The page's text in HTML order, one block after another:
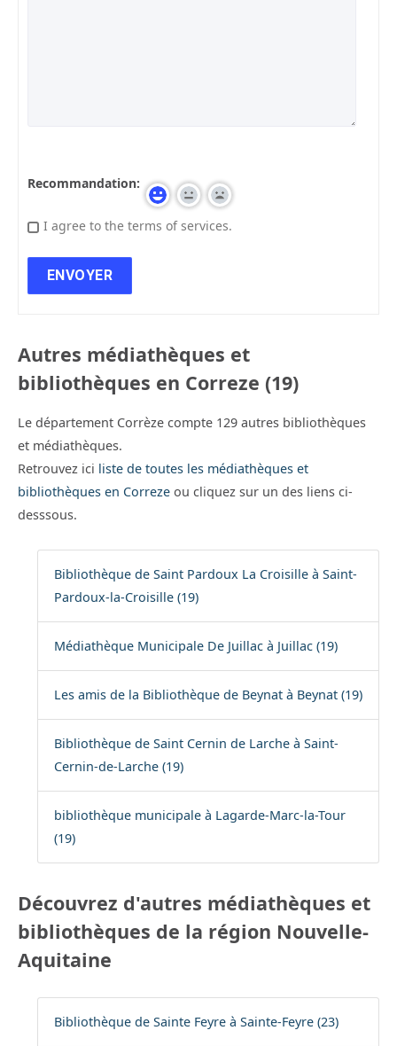
Recommandation:
I agree to the terms of services.
Autres médiathèques et
bibliothèques en Correze (19)
Le département Corrèze compte 129 autres bibliothèques
et médiathèques.
Retrouvez ici liste de toutes les médiathèques et
bibliothèques en Correze ou cliquez sur un des liens ci-
desssous.
Bibliothèque de Saint Pardoux La Croisille à Saint-
Pardoux-la-Croisille (19)
Médiathèque Municipale De Juillac à Juillac (19)
Les amis de la Bibliothèque de Beynat à Beynat (19)
Bibliothèque de Saint Cernin de Larche à Saint-
Cernin-de-Larche (19)
bibliothèque municipale à Lagarde-Marc-la-Tour
(19)
Découvrez d'autres médiathèques et
bibliothèques de la région Nouvelle-
Aquitaine
Bibliothèque de Sainte Feyre à Sainte-Feyre (23)